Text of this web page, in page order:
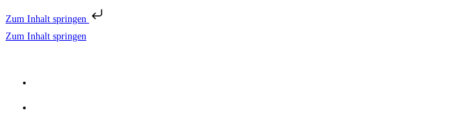
Zum Inhalt springen
Zum Inhalt springen